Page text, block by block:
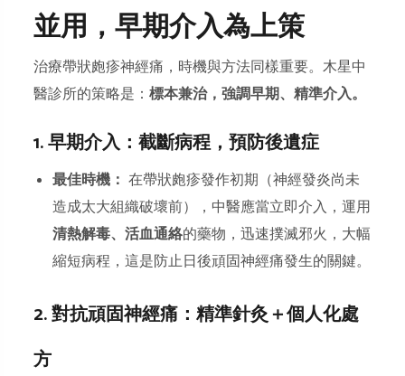
並用，早期介入為上策
治療帶狀皰疹神經痛，時機與方法同樣重要。木星中
醫診所的策略是：標本兼治，強調早期、精準介入。
1. 早期介入：截斷病程，預防後遺症
最佳時機： 在帶狀皰疹發作初期（神經發炎尚未
造成太大組織破壞前），中醫應當立即介入，運用
清熱解毒、活血通絡的藥物，迅速撲滅邪火，大幅
縮短病程，這是防止日後頑固神經痛發生的關鍵。
2. 對抗頑固神經痛：精準針灸＋個人化處
方